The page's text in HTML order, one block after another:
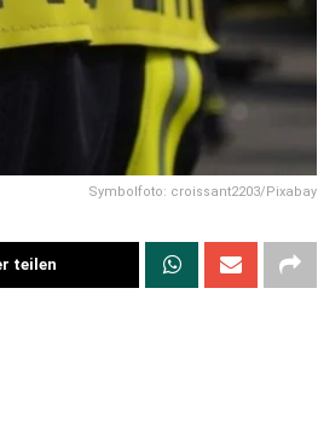
Symbolfoto: croissant2203/Pixabay
teilen